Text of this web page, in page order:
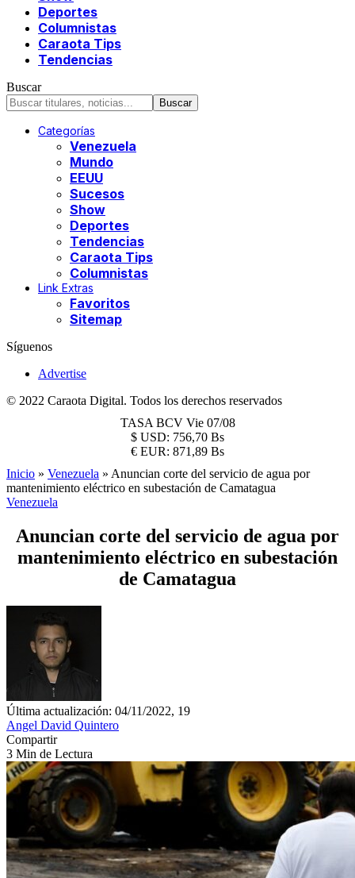
Deportes
Columnistas
Caraota Tips
Tendencias
Buscar
Categorías
Venezuela
Mundo
EEUU
Sucesos
Show
Deportes
Tendencias
Caraota Tips
Columnistas
Link Extras
Favoritos
Sitemap
Síguenos
Advertise
© 2022 Caraota Digital. Todos los derechos reservados
TASA BCV Vie 07/08
$ USD: 756,70 Bs
€ EUR: 871,89 Bs
Inicio » Venezuela » Anuncian corte del servicio de agua por
mantenimiento eléctrico en subestación de Camatagua
Venezuela
Anuncian corte del servicio de agua por
mantenimiento eléctrico en subestación
de Camatagua
Última actualización: 04/11/2022, 19
Angel David Quintero
Compartir
3 Min de Lectura